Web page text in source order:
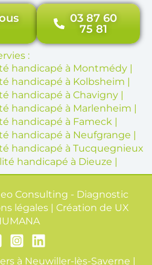
03 87 60
75 81
:
handicapé à Montmédy |
handicapé à Kolbsheim |
handicapé à Chavigny |
handicapé à Marlenheim |
handicapé à Fameck |
handicapé à Neufgrange |
handicapé à Tucquegnieux
handicapé à Dieuze |
Consulting - Diagnostic
légales | Création de UX
à Neuwiller-lès-Saverne |